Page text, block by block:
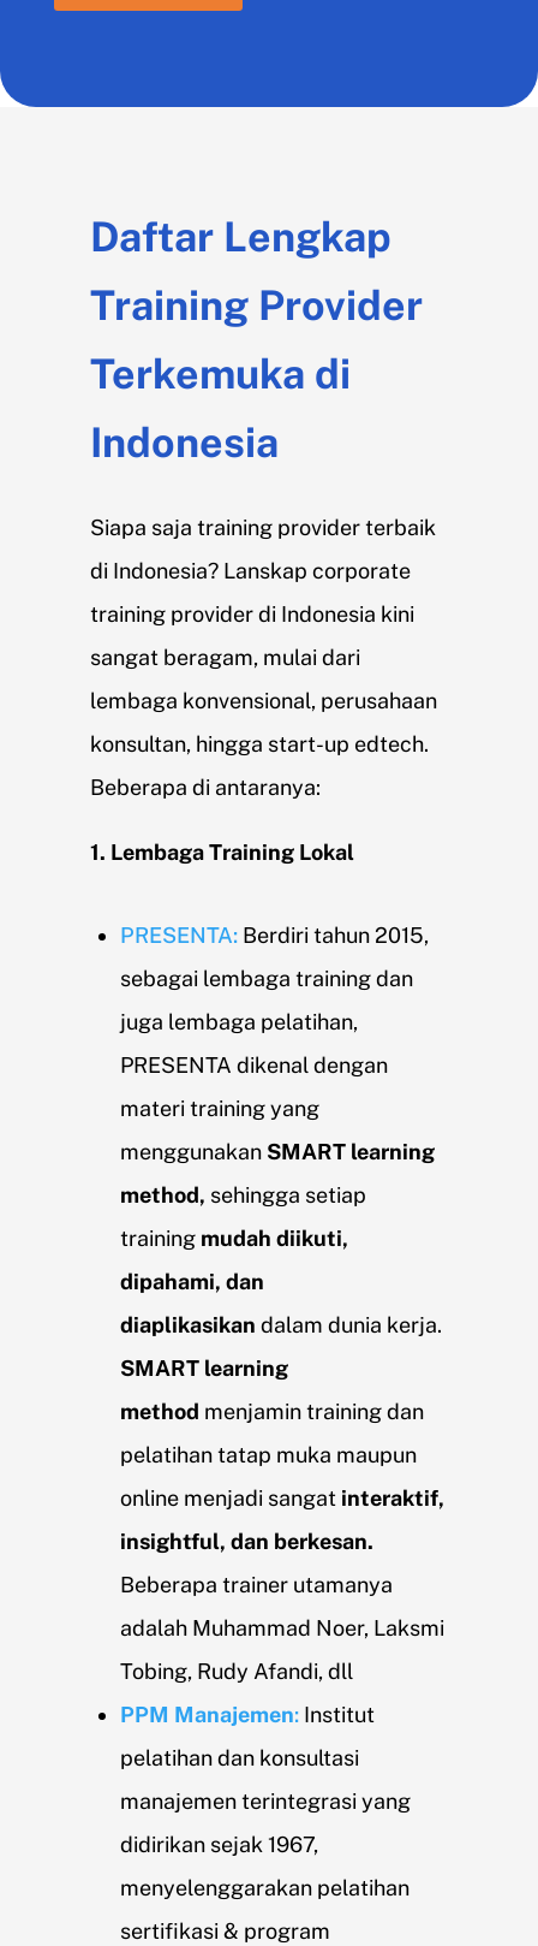
Daftar Lengkap
Training Provider
Terkemuka di
Indonesia
Siapa saja training provider terbaik
di Indonesia? Lanskap corporate
training provider di Indonesia kini
sangat beragam, mulai dari
lembaga konvensional, perusahaan
konsultan, hingga start-up edtech.
Beberapa di antaranya:
1. Lembaga Training Lokal
PRESENTA: Berdiri tahun 2015,
sebagai lembaga training dan
juga lembaga pelatihan,
PRESENTA dikenal dengan
materi training yang
menggunakan SMART learning
method, sehingga setiap
training mudah diikuti,
dipahami, dan
diaplikasikan dalam dunia kerja.
SMART learning
method menjamin training dan
pelatihan tatap muka maupun
online menjadi sangat interaktif,
insightful, dan berkesan.
Beberapa trainer utamanya
adalah Muhammad Noer, Laksmi
Tobing, Rudy Afandi, dll
PPM Manajemen:Institut
pelatihan dan konsultasi
manajemen terintegrasi yang
didirikan sejak 1967,
menyelenggarakan pelatihan
sertifikasi & program